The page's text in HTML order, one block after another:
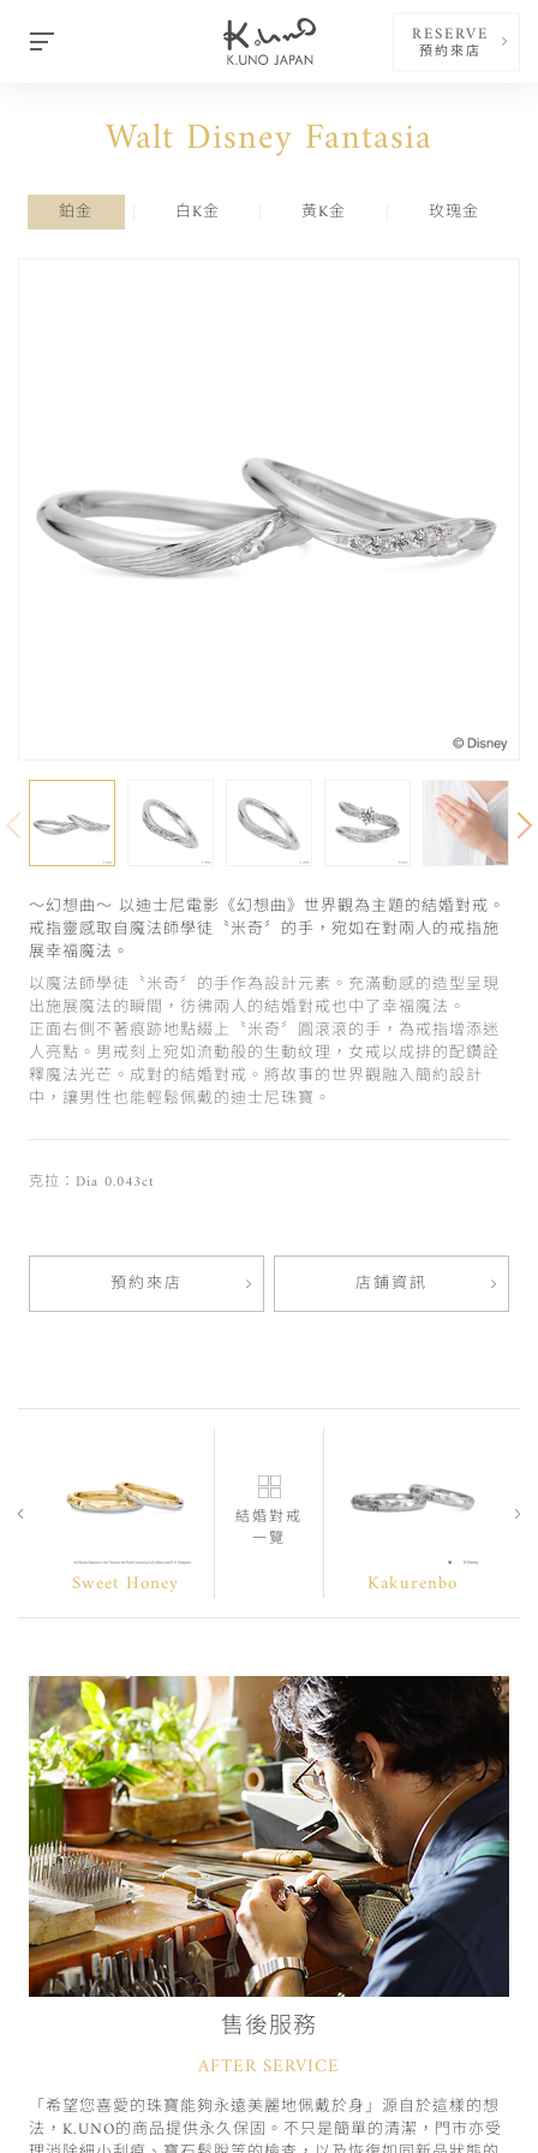
RESERVE
預約來店
Walt Disney Fantasia
鉑金 白K金 黃K金 玫瑰金
～幻想曲～ 以迪士尼電影《幻想曲》世界觀為主題的結婚對戒。
戒指靈感取自魔法師學徒〝米奇〞的手，宛如在對兩人的戒指施
展幸福魔法。
以魔法師學徒〝米奇〞的手作為設計元素。充滿動感的造型呈現
出施展魔法的瞬間，彷彿兩人的結婚對戒也中了幸福魔法。
正面右側不著痕跡地點綴上〝米奇〞圓滾滾的手，為戒指增添迷
人亮點。男戒刻上宛如流動般的生動紋理，女戒以成排的配鑽詮
釋魔法光芒。成對的結婚對戒。將故事的世界觀融入簡約設計
中，讓男性也能輕鬆佩戴的迪士尼珠寶。
克拉：Dia 0.043ct
預約來店 店鋪資訊
Sweet Honey
結婚對戒
一覽
Kakurenbo
售後服務
AFTER SERVICE
「希望您喜愛的珠寶能夠永遠美麗地佩戴於身」源自於這樣的想
法，K.UNO的商品提供永久保固。不只是簡單的清潔，門市亦受